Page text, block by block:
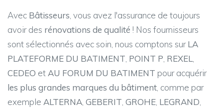
Avec Bâtisseurs, vous avez l'assurance de toujours
avoir des rénovations de qualité ! Nos fournisseurs
sont sélectionnés avec soin, nous comptons surLA
PLATEFORME DU BATIMENT, POINT P, REXEL,
CEDEO etAU FORUM DU BATIMENT pour acquérir
les plus grandes marques du bâtiment, comme par
exemple ALTERNA, GEBERIT, GROHE, LEGRAND,